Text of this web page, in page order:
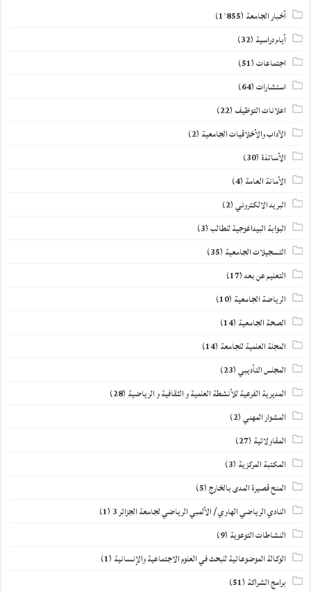
أخبار الجامعة (1٬855)
أيام دراسية (32)
اجتماعات(51)
استشارات(64)
اعلانات التوظيف (22)
الآداب والأخلاقيات الجامعية (2)
الأساتذة(30)
الأمانة العامة (4)
البريد الالكتروني(2)
البوابة البيداغوجية للطالب(3)
التسجيلات الجامعية (35)
التعليم عن بعد(17)
الرياضة الجامعية (10)
الصحة الجامعية (14)
المجلة العلمية للجامعة (14)
المجلس التأديبي(23)
المديرية الفرعية للأنشطة العلمية و الثقافية و الرياضية (28)
المشوار المهني(2)
المقاولاتية (27)
المكتبة المركزية (3)
المنح قصيرة المدى بالخارج(5)
النادي الرياضي الهاوي / الألمبي الرياضي لجامعة الجزائر 3 (1)
النشاطات التوعوية (9)
الوكالة الموضوعاتية للبحث في العلوم الاجتماعية والإنسانية (1)
برامج الشراكة (51)